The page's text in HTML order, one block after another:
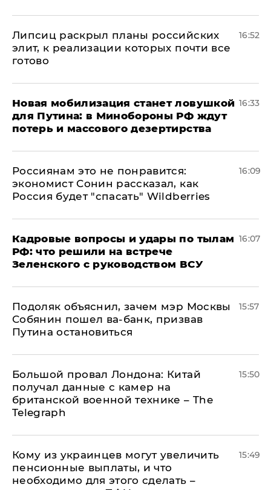
Липсиц раскрыл планы российских
элит, к реализации которых почти все
готово
16:52
​Новая мобилизация станет ловушкой
для Путина: в Минобороны РФ ждут
потерь и массового дезертирства
16:33
Россиянам это не понравится:
экономист Сонин рассказал, как
Россия будет "спасать" Wildberries
16:09
Кадровые вопросы и удары по тылам
РФ: что решили на встрече
Зеленского с руководством ВСУ
16:07
Подоляк объяснил, зачем мэр Москвы
Собянин пошел ва-банк, призвав
Путина остановиться
15:57
Большой провал Лондона: Китай
получал данные с камер на
британской военной технике – The
Telegraph
15:50
Кому из украинцев могут увеличить
пенсионные выплаты, и что
необходимо для этого сделать –
15:49